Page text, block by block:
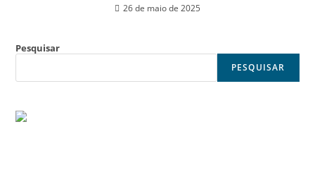
26 de maio de 2025
Pesquisar
PESQUISAR